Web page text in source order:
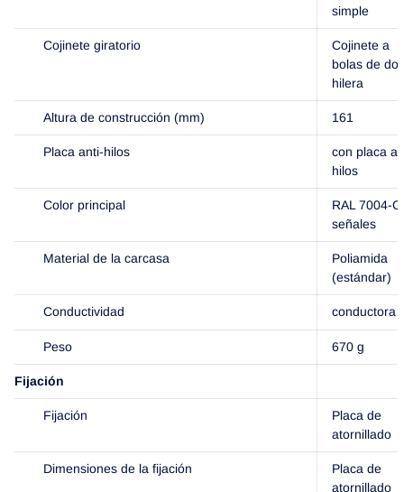
simple
Cojinete giratorio
Cojinete a
bolas de
hilera
Altura de construcción (mm) 161
Placa anti-hilos
con placa
hilos
Color principal
RAL 7004-
señales
Material de la carcasa
Poliamida
(estándar)
Conductividad conductora
Peso 670 g
Fijación
Fijación
Placa de
atornillado
Dimensiones de la fijación
Placa de
atornillado